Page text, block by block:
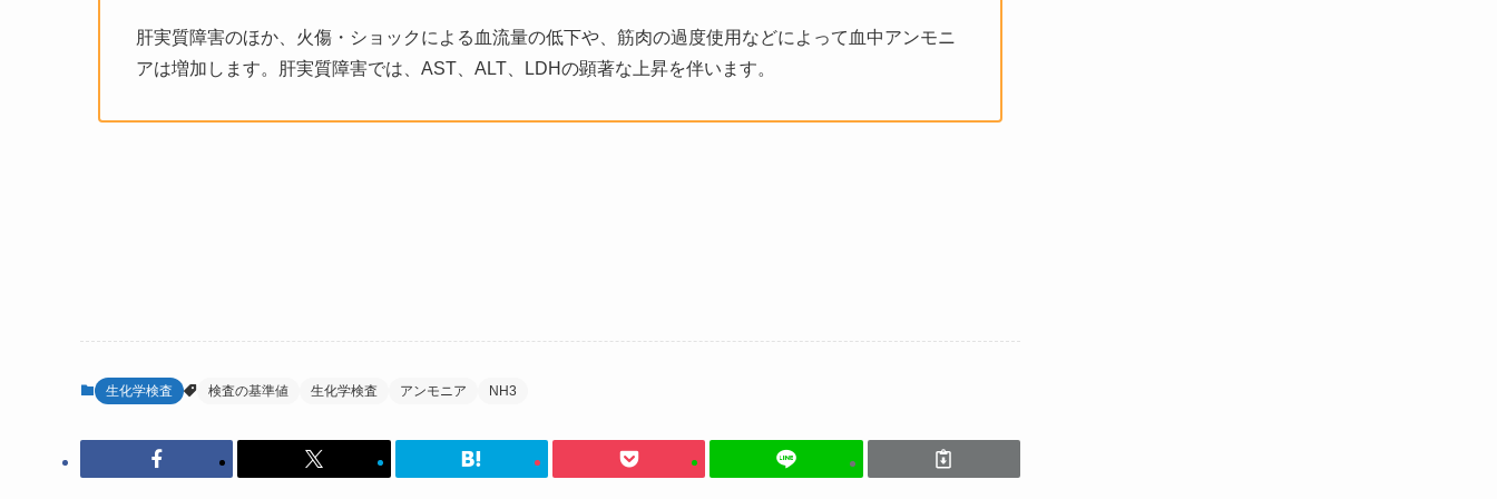
肝実質障害のほか、火傷・ショックによる血流量の低下や、筋肉の過度使用などによって血中アンモニ
アは増加します。肝実質障害では、AST、ALT、LDHの顕著な上昇を伴います。
生化学検査 検査の基準値 生化学検査 アンモニア NH3